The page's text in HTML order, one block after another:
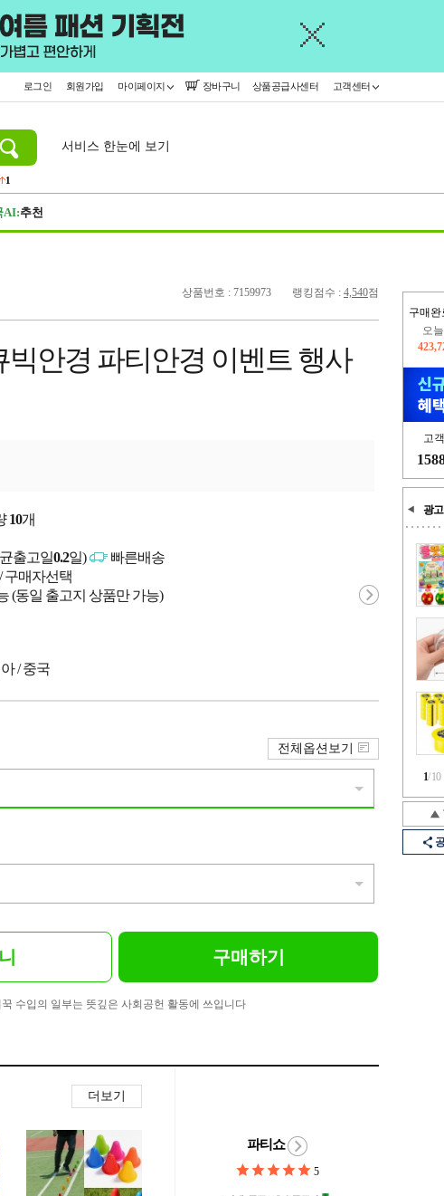
로그인 회원가입 마이페이지 장바구니 상품공급사센터 고객센터
2
서비스 한눈에 보기
AI:추천
구매완
고
광고
1/10
상품번호 : 7159973 랭킹점수 : 4,540점
안경 파티안경 이벤트 행사
10개
출고일0.2일)
빠른배송
구매자선택
(동일 출고지 상품만 가능)
/ 중국
전체옵션보기
구매하기
꾹 수입의 일부는 뜻깊은 사회공헌 활동에 쓰입니다
더보기
파티쇼
5